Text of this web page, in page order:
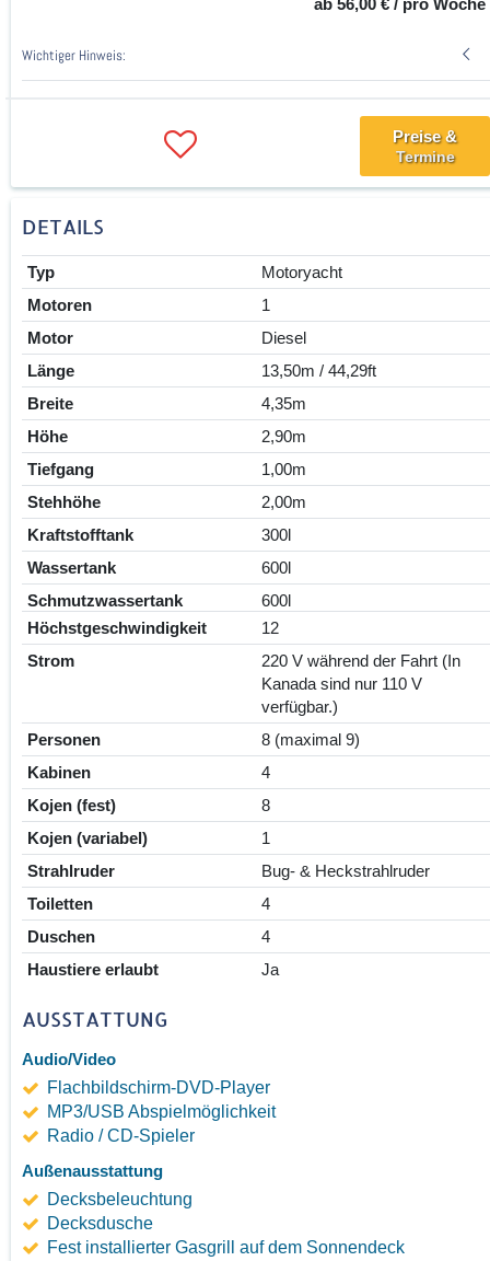
ab 56,00 € / pro Woche
Wichtiger Hinweis:
Preise &
Termine
DETAILS
Typ
Motoryacht
Motoren
1
Motor
Diesel
Länge
13,50m / 44,29ft
Breite
4,35m
Höhe
2,90m
Tiefgang
1,00m
Stehhöhe
2,00m
Kraftstofftank
300l
Wassertank
600l
Schmutzwassertank
600l
Höchstgeschwindigkeit
12
Strom
220 V während der Fahrt (In
Kanada sind nur 110 V
verfügbar.)
Personen
8 (maximal 9)
Kabinen
4
Kojen (fest)
8
Kojen (variabel)
1
Strahlruder
Bug- & Heckstrahlruder
Toiletten
4
Duschen
4
Haustiere erlaubt
Ja
AUSSTATTUNG
Audio/Video
Flachbildschirm-DVD-Player
MP3/USB Abspielmöglichkeit
Radio / CD-Spieler
Außenausstattung
Decksbeleuchtung
Decksdusche
Fest installierter Gasgrill auf dem Sonnendeck